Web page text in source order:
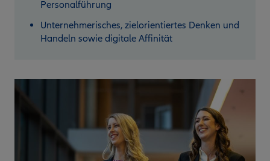
Personalführung
Unternehmerisches, zielorientiertes Denken und
Handeln sowie digitale Affinität